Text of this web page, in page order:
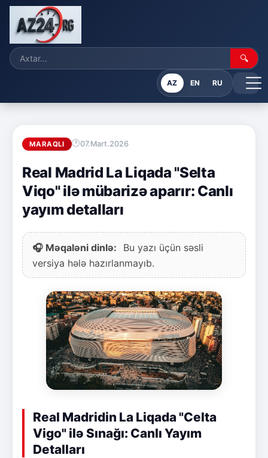
🔍
AZ EN RU
MARAQLI 07.Mart.2026
Real Madrid La Liqada "Selta
Viqo" ilə mübarizə aparır: Canlı
yayım detalları
🎧 Məqaləni dinlə:
Bu yazı üçün səsli
versiya hələ hazırlanmayıb.
Real Madridin La Liqada "Celta
Vigo" ilə Sınağı: Canlı Yayım
Detalları